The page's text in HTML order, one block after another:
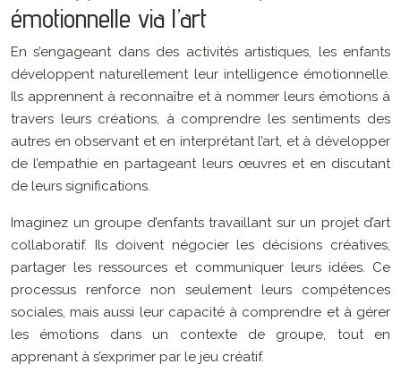
émotionnelle via l’art
En s’engageant dans des activités artistiques, les enfants
développent naturellement leur intelligence émotionnelle.
Ils apprennent à reconnaître et à nommer leurs émotions à
travers leurs créations, à comprendre les sentiments des
autres en observant et en interprétant l’art, et à développer
de l’empathie en partageant leurs œuvres et en discutant
de leurs significations.
Imaginez un groupe d’enfants travaillant sur un projet d’art
collaboratif. Ils doivent négocier les décisions créatives,
partager les ressources et communiquer leurs idées. Ce
processus renforce non seulement leurs compétences
sociales, mais aussi leur capacité à comprendre et à gérer
les émotions dans un contexte de groupe, tout en
apprenant à s’exprimer par le jeu créatif.